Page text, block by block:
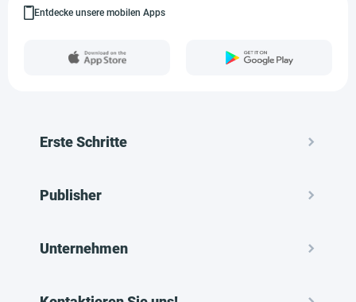
Entdecke unsere mobilen Apps
Erste Schritte
Publisher
Unternehmen